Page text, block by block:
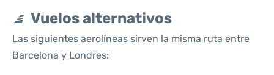
Vuelos alternativos
Las siguientes aerolíneas sirven la misma ruta entre
Barcelona y Londres: